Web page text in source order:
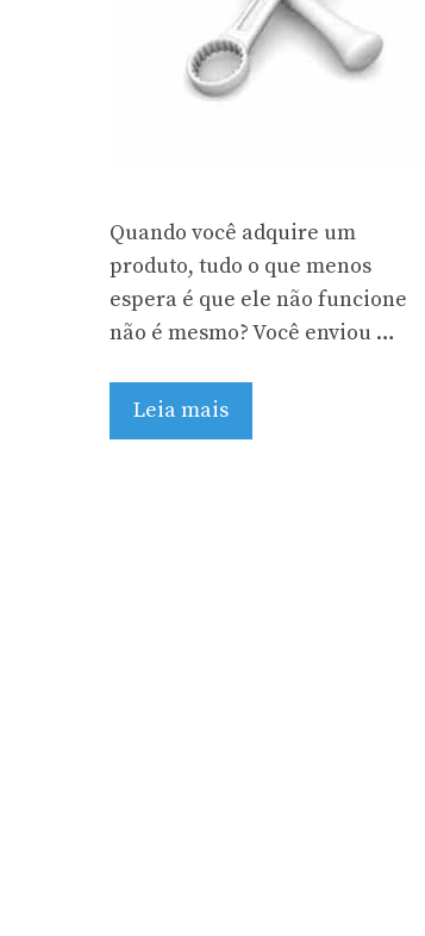
Quando você adquire um
produto, tudo o que menos
espera é que ele não funcione
não é mesmo? Você enviou …
Leia mais